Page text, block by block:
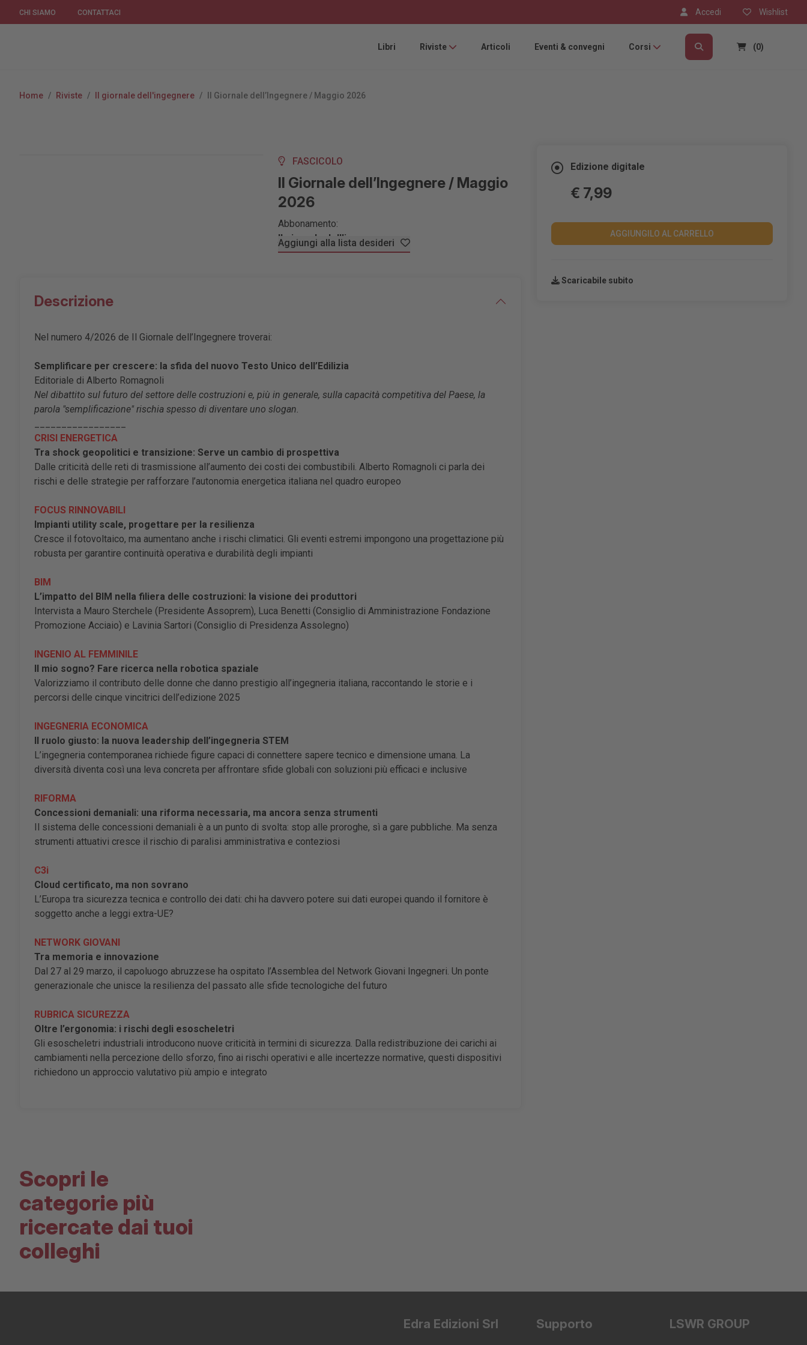
CHI SIAMO CONTATTACI Accedi Wishlist
Libri Riviste Articoli Eventi & convegni Corsi (0)
Home / Riviste / Il giornale dell'ingegnere / Il Giornale dell’Ingegnere / Maggio 2026
FASCICOLO
Il Giornale dell’Ingegnere / Maggio
2026
Abbonamento:
Il giornale dell'ingegnere
Aggiungi alla lista desideri
Descrizione
Nel numero 4/2026 de Il Giornale dell’Ingegnere troverai:
Semplificare per crescere: la sfida del nuovo Testo Unico dell’Edilizia
Editoriale di Alberto Romagnoli
Nel dibattito sul futuro del settore delle costruzioni e, più in generale, sulla capacità competitiva del Paese, la
parola "semplificazione" rischia spesso di diventare uno slogan.
CRISI ENERGETICA
Tra shock geopolitici e transizione: Serve un cambio di prospettiva
Dalle criticità delle reti di trasmissione all’aumento dei costi dei combustibili. Alberto Romagnoli ci parla dei
rischi e delle strategie per rafforzare l’autonomia energetica italiana nel quadro europeo
FOCUS RINNOVABILI
Impianti utility scale, progettare per la resilienza
Cresce il fotovoltaico, ma aumentano anche i rischi climatici. Gli eventi estremi impongono una progettazione più
robusta per garantire continuità operativa e durabilità degli impianti
BIM
L’impatto del BIM nella filiera delle costruzioni: la visione dei produttori
Intervista a Mauro Sterchele (Presidente Assoprem), Luca Benetti (Consiglio di Amministrazione Fondazione
Promozione Acciaio) e Lavinia Sartori (Consiglio di Presidenza Assolegno)
INGENIO AL FEMMINILE
Il mio sogno? Fare ricerca nella robotica spaziale
Valorizziamo il contributo delle donne che danno prestigio all’ingegneria italiana, raccontando le storie e i
percorsi delle cinque vincitrici dell’edizione 2025
INGEGNERIA ECONOMICA
Il ruolo giusto: la nuova leadership dell’ingegneria STEM
L’ingegneria contemporanea richiede figure capaci di connettere sapere tecnico e dimensione umana. La
diversità diventa così una leva concreta per affrontare sfide globali con soluzioni più efficaci e inclusive
RIFORMA
Concessioni demaniali: una riforma necessaria, ma ancora senza strumenti
Il sistema delle concessioni demaniali è a un punto di svolta: stop alle proroghe, sì a gare pubbliche. Ma senza
strumenti attuativi cresce il rischio di paralisi amministrativa e conteziosi
C3i
Cloud certificato, ma non sovrano
L’Europa tra sicurezza tecnica e controllo dei dati: chi ha davvero potere sui dati europei quando il fornitore è
soggetto anche a leggi extra-UE?
NETWORK GIOVANI
Tra memoria e innovazione
Dal 27 al 29 marzo, il capoluogo abruzzese ha ospitato l’Assemblea del Network Giovani Ingegneri. Un ponte
generazionale che unisce la resilienza del passato alle sfide tecnologiche del futuro
RUBRICA SICUREZZA
Oltre l’ergonomia: i rischi degli esoscheletri
Gli esoscheletri industriali introducono nuove criticità in termini di sicurezza. Dalla redistribuzione dei carichi ai
cambiamenti nella percezione dello sforzo, fino ai rischi operativi e alle incertezze normative, questi dispositivi
richiedono un approccio valutativo più ampio e integrato
Edizione digitale
€ 7,99
AGGIUNGILO AL CARRELLO
Scaricabile subito
Scopri le
categorie più
ricercate dai tuoi
colleghi
Edra Edizioni Srl Supporto LSWR GROUP